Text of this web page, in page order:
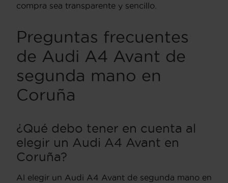
compra sea transparente y sencillo.
Preguntas frecuentes
de Audi A4 Avant de
segunda mano en
Coruña
¿Qué debo tener en cuenta al
elegir un Audi A4 Avant en
Coruña?
Al elegir un Audi A4 Avant de segunda mano en